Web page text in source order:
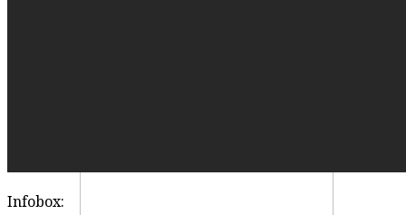
Infobox: